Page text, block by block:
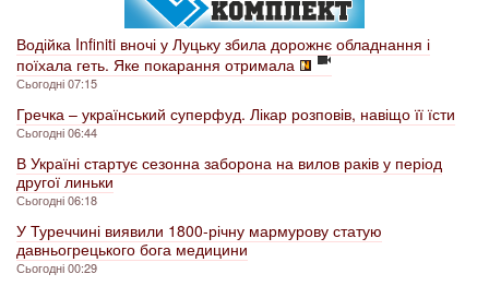
Водійка Infiniti вночі у Луцьку збила дорожнє обладнання і
поїхала геть. Яке покарання отримала
Сьогодні 07:15
Гречка – український суперфуд. Лікар розповів, навіщо її їсти
Сьогодні 06:44
В Україні стартує сезонна заборона на вилов раків у період
другої линьки
Сьогодні 06:18
У Туреччині виявили 1800-річну мармурову статую
давньогрецького бога медицини
Сьогодні 00:29